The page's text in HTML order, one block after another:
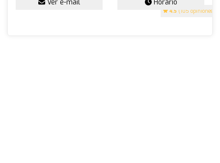
4.5 (105 opiniones)
Ver e-mail Horario